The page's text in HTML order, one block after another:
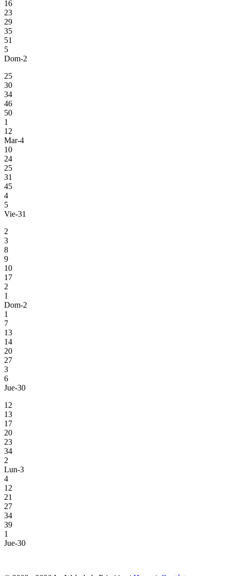
16
23
29
35
51
5
Dom-2
25
30
34
46
50
1
12
Mar-4
10
24
25
31
45
4
5
Vie-31
2
3
8
9
10
17
2
1
Dom-2
1
7
13
14
20
27
3
6
Jue-30
12
13
17
20
23
34
2
Lun-3
4
12
21
27
34
39
1
Jue-30